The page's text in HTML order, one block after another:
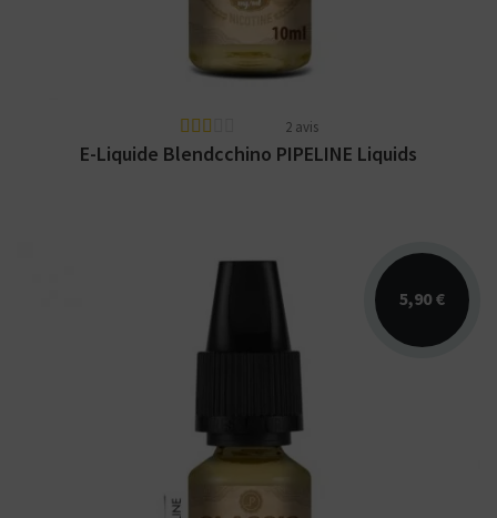
2 avis
E-Liquide Blendcchino PIPELINE Liquids
5,90 €